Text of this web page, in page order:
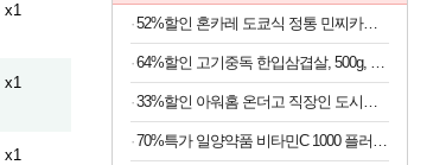
x1
x1
x1
52%할인 혼카레 도쿄식 정통 민찌카레, 오리지널, 210g, 7개
64%할인 고기중독 한입삼겹살, 500g, 4개
33%할인 아워홈 온더고 직장인 도시락 BEST 6종, 290g, 6팩
70%특가 일양약품 비타민C 1000 플러스, 1100mg, 60정, 6개